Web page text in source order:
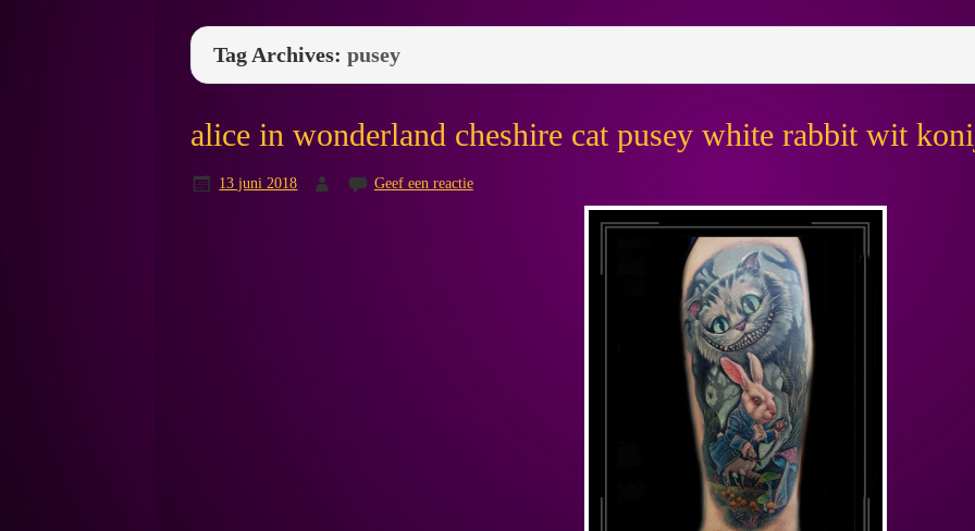
Tag Archives:pusey
alice in wonderland cheshire cat pusey white rabbit wit
13 juni 2018 Geef een reactie